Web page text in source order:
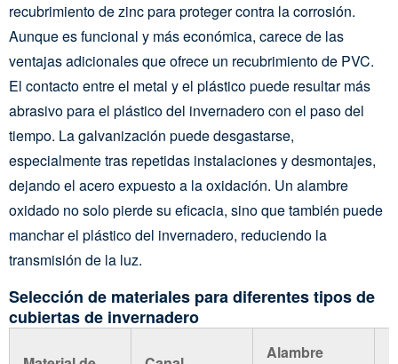
recubrimiento de zinc para proteger contra la corrosión.
Aunque es funcional y más económica, carece de las
ventajas adicionales que ofrece un recubrimiento de PVC.
El contacto entre el metal y el plástico puede resultar más
abrasivo para el plástico del invernadero con el paso del
tiempo. La galvanización puede desgastarse,
especialmente tras repetidas instalaciones y desmontajes,
dejando el acero expuesto a la oxidación. Un alambre
oxidado no solo pierde su eficacia, sino que también puede
manchar el plástico del invernadero, reduciendo la
transmisión de la luz.
Selección de materiales para diferentes tipos de
cubiertas de invernadero
Alambre